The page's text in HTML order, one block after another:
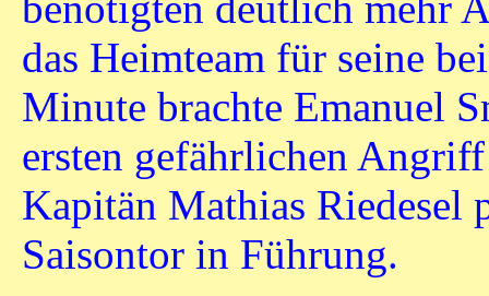
das Heimteam für seine
Minute brachte Emanuel
ersten gefährlichen
Kapitän Mathias Riedesel
Saisontor in Führung.